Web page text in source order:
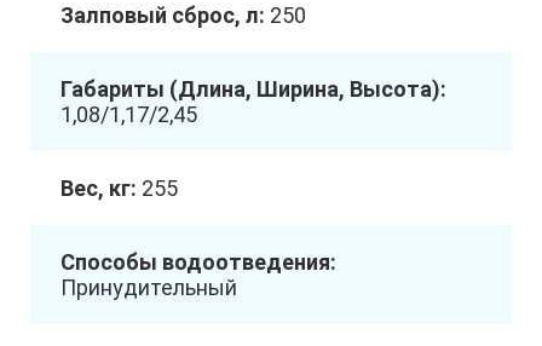
Залповый сброс, л: 250
Габариты (Длина, Ширина, Высота):
1,08/1,17/2,45
Вес, кг: 255
Способы водоотведения:
Принудительный